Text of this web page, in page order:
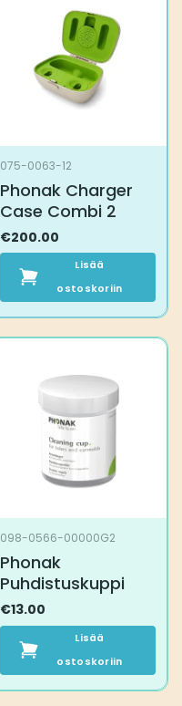
075-0063-12
Phonak Charger
Case Combi 2
€200.00
Lisää
ostoskoriin
098-0566-00000G2
Phonak
Puhdistuskuppi
€13.00
Lisää
ostoskoriin